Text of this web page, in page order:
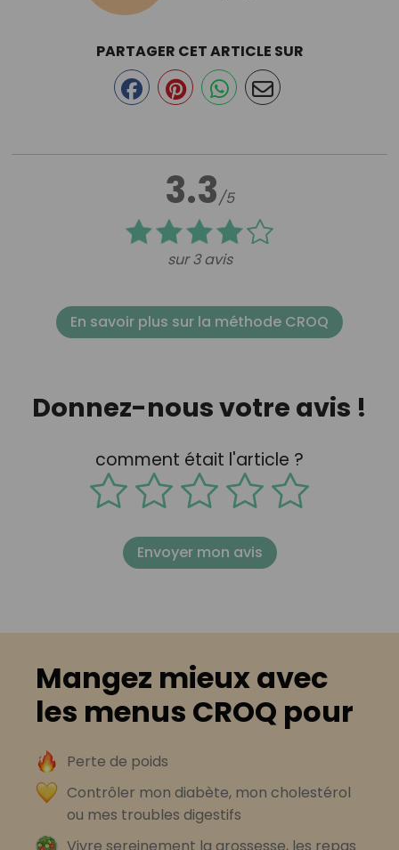
3.3/5
sur 3 avis
PARTAGER CET ARTICLE SUR
En savoir plus sur la méthode CROQ
Donnez-nous votre avis !
comment était l'article ?
Envoyer mon avis
Mangez mieux avec
les menus CROQ pour
Perte de poids
Contrôler mon diabète, mon cholestérol
ou mes troubles digestifs